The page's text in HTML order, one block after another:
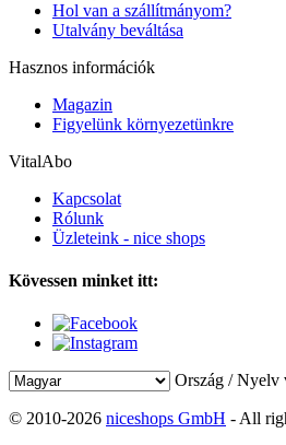
Hol van a szállítmányom?
Utalvány beváltása
Hasznos információk
Magazin
Figyelünk környezetünkre
VitalAbo
Kapcsolat
Rólunk
Üzleteink - nice shops
Kövessen minket itt:
Ország / Nyelv
© 2010-2026 niceshops GmbH - All